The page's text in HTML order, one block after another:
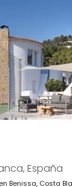
España
Benissa, Costa